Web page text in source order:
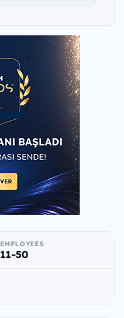
EMPLOYEES
11-50